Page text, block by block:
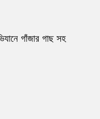
গাঁজার গাছ সহ